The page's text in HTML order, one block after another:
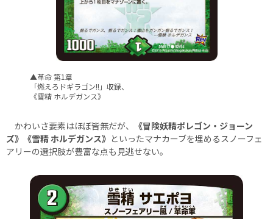
▲革命 第1章
「燃えろドギラゴン!!」収録、
《雪精 ホルデガンス》
かわいさ要素はほぼ皆無だが、
《冒険妖精ポレゴン・ジョーン
ズ》《雪精 ホルデガンス》 といったマナカーブを埋めるスノーフェ
アリーの選択肢が豊富な点も見逃せない。